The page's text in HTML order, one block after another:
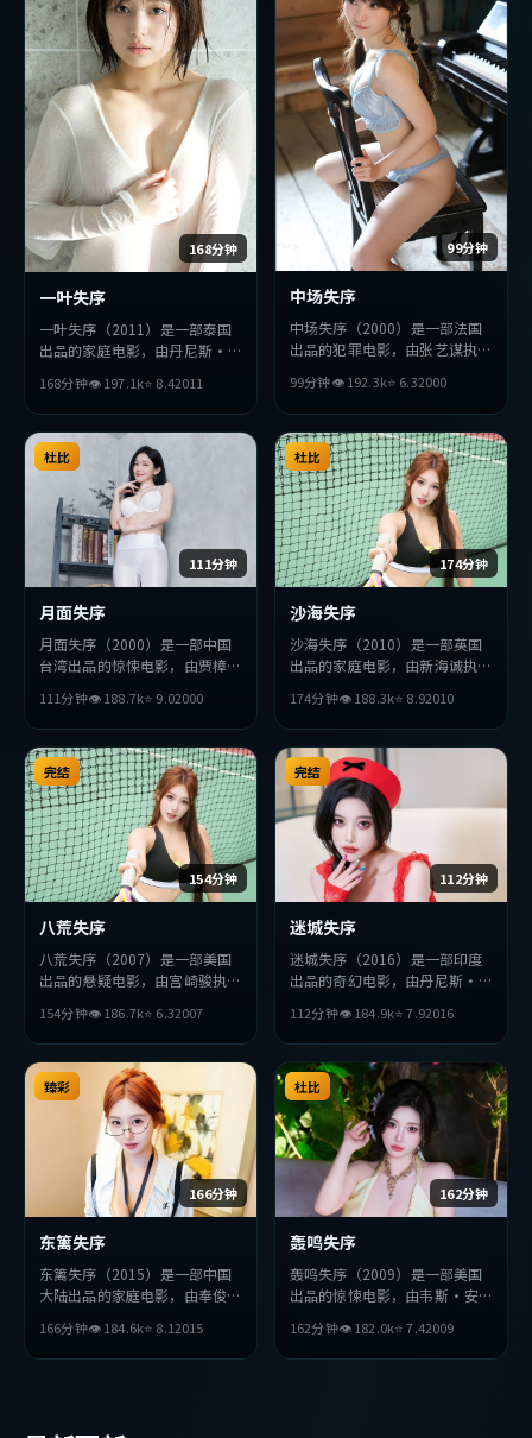
168分钟
一叶失序
一叶失序（2011）是一部泰国
出品的家庭电影，由丹尼斯·
怡、段奕宏等主演。影片在叙事
与视听上力求突破，探讨人性与
抉择，节奏张弛有度，适合喜欢
该类型的观众完整观看。
168分钟👁197.1k⭐ 8.42011
99分钟
中场失序
中场失序（2000）是一部法国
出品的犯罪电影，由张艺谋执
小栗旬等主演。影片在叙事与视
听上力求突破，探讨人性与抉
择，节奏张弛有度，适合喜欢该
类型的观众完整观看。
99分钟👁192.3k⭐ 6.32000
111分钟
杜比
月面失序
月面失序（2000）是一部中国
台湾出品的惊悚电影，由贾樟柯
张曼玉等主演。影片在叙事与视
听上力求突破，探讨人性与抉
择，节奏张弛有度，适合喜欢该
类型的观众完整观看。
111分钟👁188.7k⭐ 9.02000
174分钟
杜比
沙海失序
沙海失序（2010）是一部英国
出品的家庭电影，由新海诚执
演。影片在叙事与视听上力求突
破，探讨人性与抉择，节奏张弛
有度，适合喜欢该类型的观众完
整观看。
174分钟👁188.3k⭐ 8.92010
154分钟
完结
八荒失序
八荒失序（2007）是一部美国
出品的悬疑电影，由宫崎骏执
等主演。影片在叙事与视听上力
求突破，探讨人性与抉择，节奏
张弛有度，适合喜欢该类型的观
众完整观看。
154分钟👁186.7k⭐ 6.32007
112分钟
完结
迷城失序
迷城失序（2016）是一部印度
出品的奇幻电影，由丹尼斯·
役所广司等主演。影片在叙事与
视听上力求突破，探讨人性与抉
择，节奏张弛有度，适合喜欢该
类型的观众完整观看。
112分钟👁184.9k⭐7.92016
166分钟
臻彩
东篱失序
东篱失序（2015）是一部中国
大陆出品的家庭电影，由奉俊昊
主演。影片在叙事与视听上力求
突破，探讨人性与抉择，节奏张
166分钟👁184.6k⭐ 8.12015
162分钟
杜比
轰鸣失序
轰鸣失序（2009）是一部美国
出品的惊悚电影，由韦斯·安
千玺等主演。影片在叙事与视听
上力求突破，探讨人性与抉择，
162分钟👁182.0k⭐7.42009